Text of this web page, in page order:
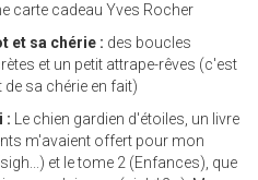
carte cadeau Yves Rocher
et sa chérie : des boucles
et un petit attrape-rêves (c'est
de sa chérie en fait)
: Le chien gardien d'étoiles, un livre
m'avaient offert pour mon
et le tome 2 (Enfances), que